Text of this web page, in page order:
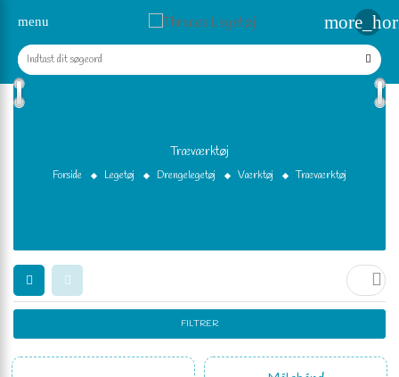
menu
Træværktøj
Forside Legetøj Drengelegetøj Værktøj Træværktøj

FILTRER